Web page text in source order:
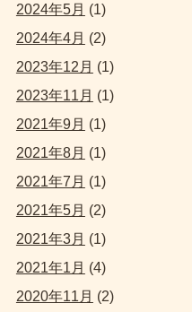
2024年5月 (1)
2024年4月 (2)
2023年12月 (1)
2023年11月 (1)
2021年9月 (1)
2021年8月 (1)
2021年7月 (1)
2021年5月 (2)
2021年3月 (1)
2021年1月 (4)
2020年11月 (2)